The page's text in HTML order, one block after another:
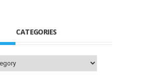
CATEGORIES